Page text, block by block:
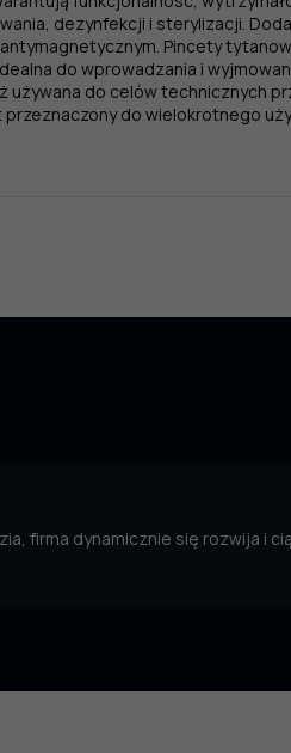
dezynfekcji i sterylizacji.
Pincety
do wprowadzania i
używana do celów technicznych
do wielokrotnego
firma dynamicznie się rozwija i